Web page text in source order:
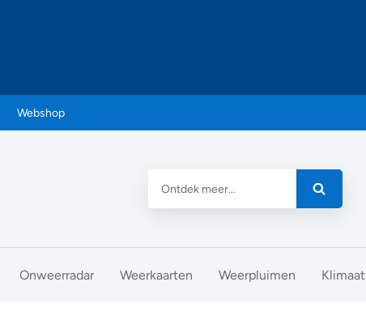
Webshop
Onweerradar Weerkaarten Weerpluimen Klimaat